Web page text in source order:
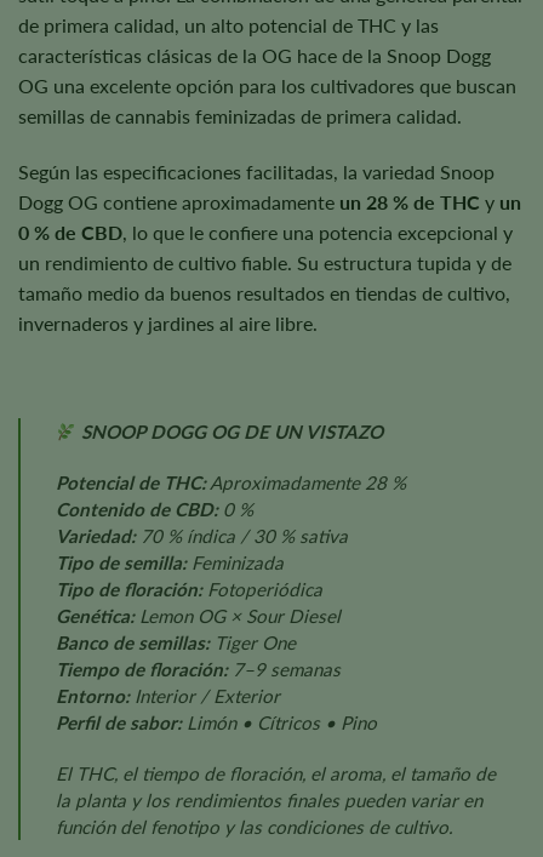
de primera calidad, un alto potencial de THC y las
características clásicas de la OG hace de la Snoop Dogg
OG una excelente opción para los cultivadores que buscan
semillas de cannabis feminizadas de primera calidad.
Según las especificaciones facilitadas, la variedad Snoop
Dogg OG contiene aproximadamente un 28 % de THC y un
0 % de CBD , lo que le confiere una potencia excepcional y
un rendimiento de cultivo fiable. Su estructura tupida y de
tamaño medio da buenos resultados en tiendas de cultivo,
invernaderos y jardines al aire libre.
SNOOP DOGG OG DE UN VISTAZO
Potencial de THC:Aproximadamente 28 %
Contenido de CBD:0 %
Variedad:70 % índica / 30 % sativa
Tipo de semilla:Feminizada
Tipo de floración:Fotoperiódica
Genética:Lemon OG × Sour Diesel
Banco de semillas:Tiger One
Tiempo de floración:7–9 semanas
Entorno:Interior / Exterior
Perfil de sabor:Limón • Cítricos • Pino
El THC, el tiempo de floración, el aroma, el tamaño de
la planta y los rendimientos finales pueden variar en
función del fenotipo y las condiciones de cultivo.